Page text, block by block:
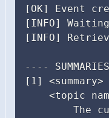
[OK] Event
[INFO]
[INFO]
----
[1] <summary>
<topic
The